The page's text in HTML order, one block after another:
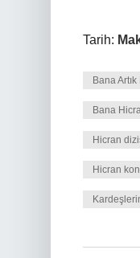
Tarih:
Bana
Bana
Hicran
Hicran